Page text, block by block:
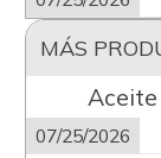
MÁS
07/25/2026